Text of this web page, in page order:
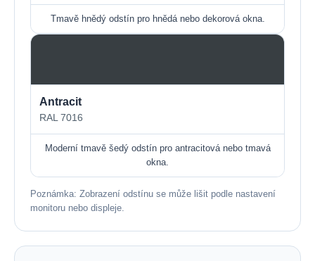
Tmavě hnědý odstín pro hnědá nebo dekorová okna.
Antracit
RAL 7016
Moderní tmavě šedý odstín pro antracitová nebo tmavá
okna.
Poznámka: Zobrazení odstínu se může lišit podle nastavení
monitoru nebo displeje.